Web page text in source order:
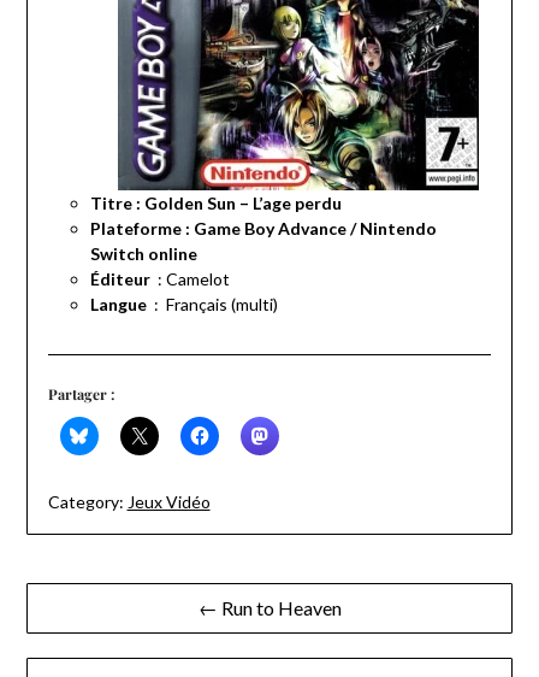
Titre : Golden Sun – L’age perdu
Plateforme : Game Boy Advance / Nintendo
Switch online
: Camelot
Langue ‏ : ‎ Français (multi)
Partager :
Category: Jeux Vidéo
Navigation
de
← Run to Heaven